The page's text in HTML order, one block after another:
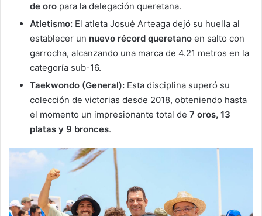
de oro para la delegación queretana.
Atletismo: El atleta Josué Arteaga dejó su huella al
establecer un nuevo récord queretano en salto con
garrocha, alcanzando una marca de 4.21 metros en la
categoría sub-16.
Taekwondo (General): Esta disciplina superó su
colección de victorias desde 2018, obteniendo hasta
el momento un impresionante total de 7 oros, 13
platas y 9 bronces.